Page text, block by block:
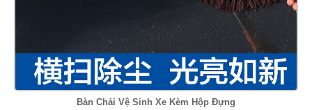
Bàn Chải Vệ Sinh Xe Kèm Hộp Đựng